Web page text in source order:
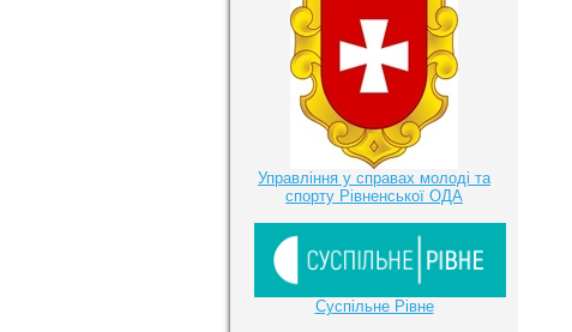
Управління у справах молоді та
спорту Рівненської ОДА
Суспільне Рівне